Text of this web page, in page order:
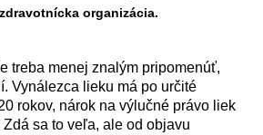
organizácia.
treba menej znal ým pripomenúť,
í. Vyná lezca lieku má po určité
rokov, nárok na vý lučné právo liek
á sa to veľa, ale od objavu